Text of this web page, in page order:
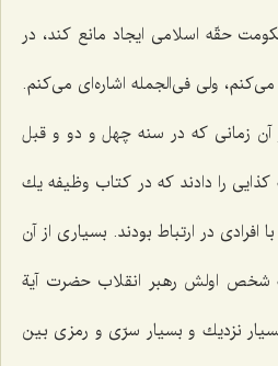
حقّه اسلامی ایجاد مانع كند، در
ولی فی‌الجمله اشاره‌ای می‌كنم.
آن زمانی كه در سنه چهل و دو و قبل
را دادند كه در كتاب وظیفه یك
در ارتباط بودند. بسیاری از آن
شخص اولش رهبر انقلاب حضرت آیة
نزدیك و بسیار سرّی و رمزی بین